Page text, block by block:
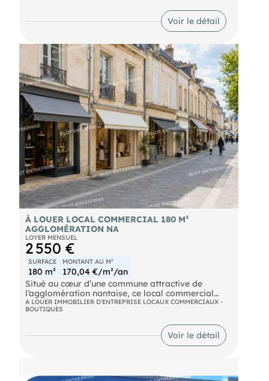
Voir le détail
À LOUER LOCAL COMMERCIAL 180 M²
AGGLOMÉRATION NA
LOYER MENSUEL
2 550 €
SURFACE
180 m²
MONTANT AU M²
170,04 €/m²/an
Situé au cœur d’une commune attractive de
l’agglomération nantaise, ce local commercial
d’environ 180 m² bénéficie d’un environnement
commerçant et de flux réguliers. Le local
développe sa surface sur deux niveaux. Il
comprend environ 75 m² au rez de chaussée, ainsi
que 75 m² au premier étage. Les espaces lumineux
A LOUER IMMOBILIER D'ENTREPRISE LOCAUX COMMERCIAUX -
BOUTIQUES
Voir le détail